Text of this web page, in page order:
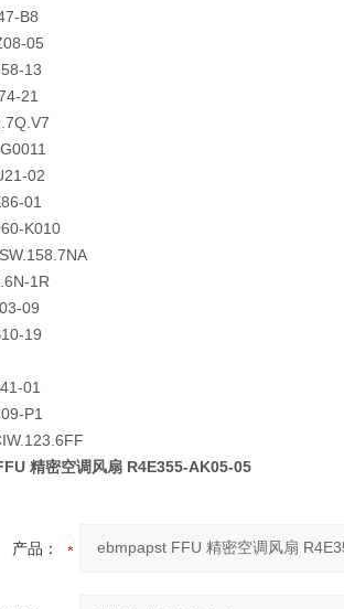
B8
05
13
21
02
01
K010
1R
09
19
01
P1
精密空调风扇 R4E355-AK05-05
产品：